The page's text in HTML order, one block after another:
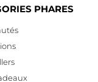
PHARES